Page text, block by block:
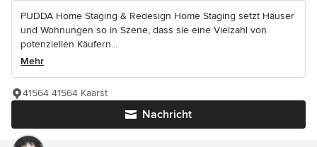
PUDDA Home Staging & Redesign Home Staging setzt Häuser
und Wohnungen so in Szene, dass sie eine Vielzahl von
potenziellen Käufern...
Mehr
Nachricht
41564 41564 Kaarst